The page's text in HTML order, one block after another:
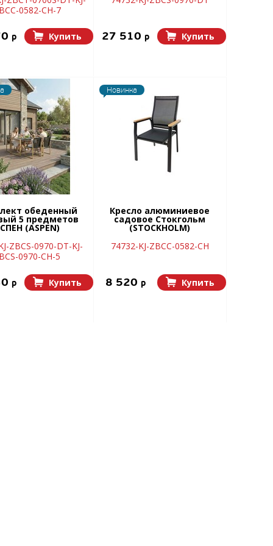
0582-CH-7
p Купить 27 510 p Купить
обеденный
5 предметов
(ASPEN)
ZBCS-0970-DT-KJ-
0970-CH-5
p Купить
Новинка
Кресло алюминиевое
садовое Стокгольм
(STOCKHOLM)
74732-KJ-ZBCC-0582-CH
8 520 p Купить